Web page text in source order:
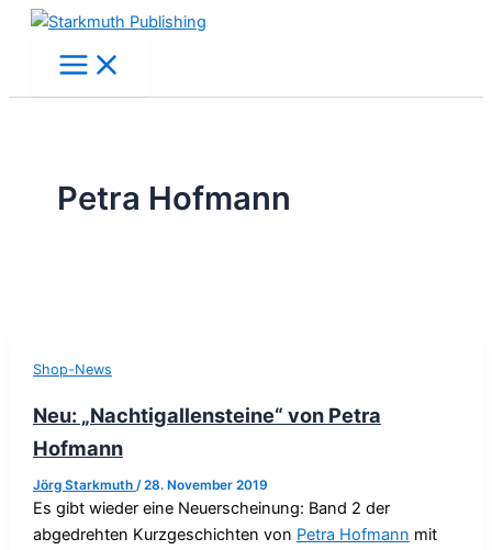
Zum
springen
Petra Hofmann
Shop-News
Neu: „Nachtigallensteine“ von Petra
Hofmann
Jörg Starkmuth /28. November 2019
Es gibt wieder eine Neuerscheinung: Band 2 der
abgedrehten Kurzgeschichten von Petra Hofmann mit